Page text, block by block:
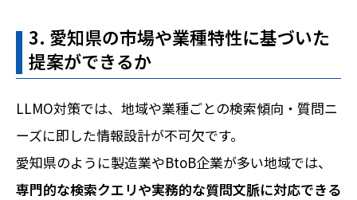
3. 愛知県の市場や業種特性に基づいた
提案ができるか
LLMO対策では、地域や業種ごとの検索傾向・質問ニ
ーズに即した情報設計が不可欠です。
愛知県のように製造業やBtoB企業が多い地域では、
専門的な検索クエリや実務的な質問文脈に対応できる